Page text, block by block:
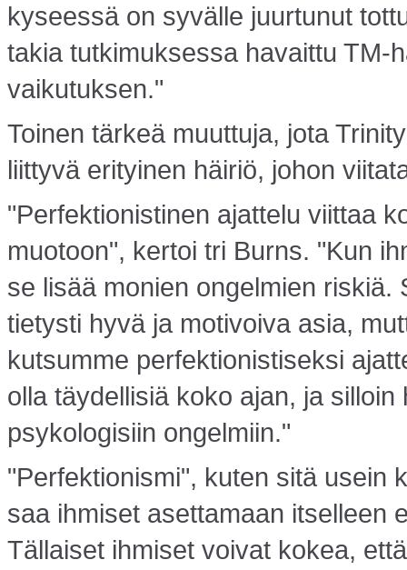
kyseessä on syvälle juurtunut
takia tutkimuksessa havaittu TM-
vaikutuksen."
Toinen tärkeä muuttuja, jota
liittyvä erityinen häiriö, johon
"Perfektionistinen ajattelu viittaa
muotoon", kertoi tri Burns. "Kun
se lisää monien ongelmien
tietysti hyvä ja motivoiva asia,
kutsumme perfektionistiseksi
olla täydellisiä koko ajan, ja
psykologisiin ongelmiin."
"Perfektionismi", kuten sitä usein
saa ihmiset asettamaan itselleen
Tällaiset ihmiset voivat kokea,